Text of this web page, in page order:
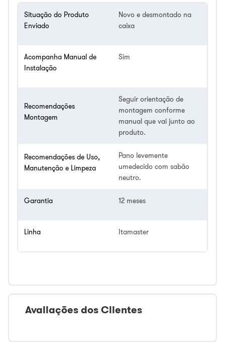
Situação do Produto
Enviado
Novo e desmontado na
caixa
Acompanha Manual de
Instalação
Sim
Recomendações
Montagem
Seguir orientação de
montagem conforme
manual que vai junto ao
produto.
Recomendações de Uso,
Manutenção e Limpeza
Pano levemente
umedecido com sabão
neutro.
Garantia 12 meses
Linha Itamaster
Avaliações dos Clientes